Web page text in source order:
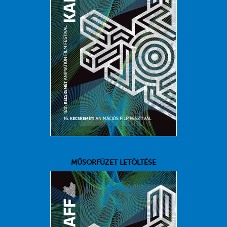
MŰSORFÜZET LETÖLTÉSE